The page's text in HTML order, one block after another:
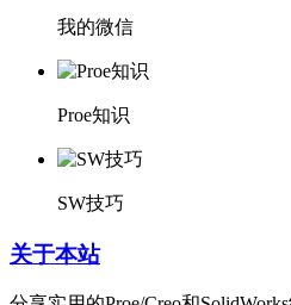
我的微信
Proe知识
SW技巧
关于本站